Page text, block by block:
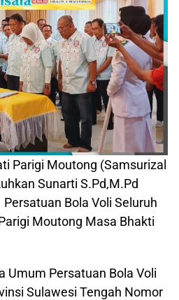
Parigi Moutong (Samsurizal
Sunarti S.Pd,M.Pd
Bola Voli Seluruh
Moutong Masa Bhakti
Umum Persatuan Bola Voli
Sulawesi Tengah Nomor